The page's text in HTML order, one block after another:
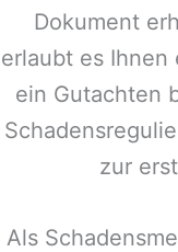
Dokument
erlaubt es Ihnen
ein Gutachten
zur
Als